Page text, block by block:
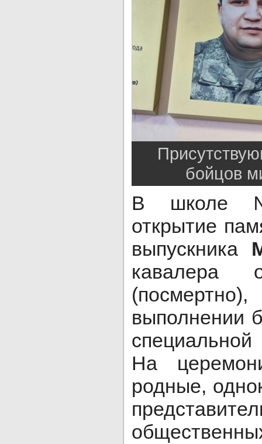
бойцов
В школе
открытие
выпускника
кавалера
выполнении
На
родные,